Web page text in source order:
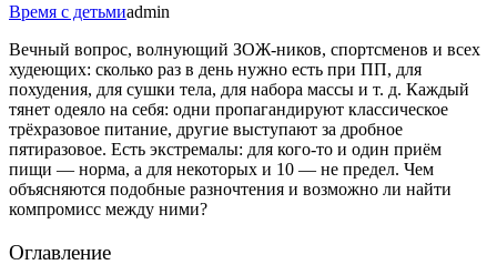
Время с детьмиadmin
Вечный вопрос, волнующий ЗОЖ-ников, спортсменов и всех
худеющих: сколько раз в день нужно есть при ПП, для
похудения, для сушки тела, для набора массы и т. д. Каждый
тянет одеяло на себя: одни пропагандируют классическое
трёхразовое питание, другие выступают за дробное
пятиразовое. Есть экстремалы: для кого-то и один приём
пищи — норма, а для некоторых и 10 — не предел. Чем
объясняются подобные разночтения и возможно ли найти
компромисс между ними?
Оглавление